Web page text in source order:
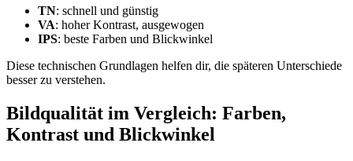
TN: schnell und günstig
VA: hoher Kontrast, ausgewogen
IPS: beste Farben und Blickwinkel
Diese technischen Grundlagen helfen dir, die späteren Unterschiede
besser zu verstehen.
Bildqualität im Vergleich: Farben,
Kontrast und Blickwinkel